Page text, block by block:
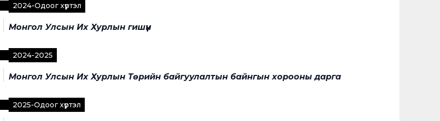
2024-Одоог хүртэл
Монгол Улсын Их Хурлын гишүүн
2024-2025
Монгол Улсын Их Хурлын Төрийн байгуулалтын байнгын хорооны дарга
2025-Одоог хүртэл